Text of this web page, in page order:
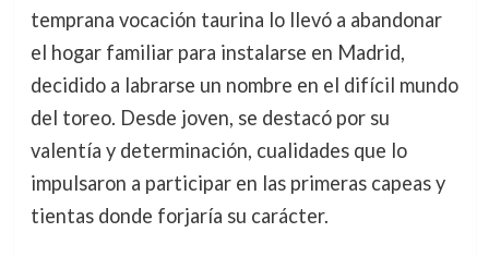
temprana vocación taurina lo llevó a abandonar
el hogar familiar para instalarse en Madrid,
decidido a labrarse un nombre en el difícil mundo
del toreo. Desde joven, se destacó por su
valentía y determinación, cualidades que lo
impulsaron a participar en las primeras capeas y
tientas donde forjaría su carácter.